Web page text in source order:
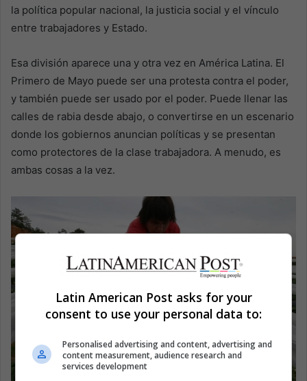
la política popular nacional, la justicia social y el vínculo
entre trabajadores y Estado.
Esa división aparece una y otra vez en América Latina. El
Primero de Mayo puede ser una protesta contra el poder,
y también puede ser usado por el poder. Puede llenar las
calles de rabia desde abajo, o convertirse en un escenario
donde los gobiernos anuncian políticas y se presentan
como protectores de la clase trabajadora. A menudo, es
ambas cosas a la vez.
Latin American Post asks for your
consent to use your personal data to:
Personalised advertising and content, advertising and
content measurement, audience research and
services development